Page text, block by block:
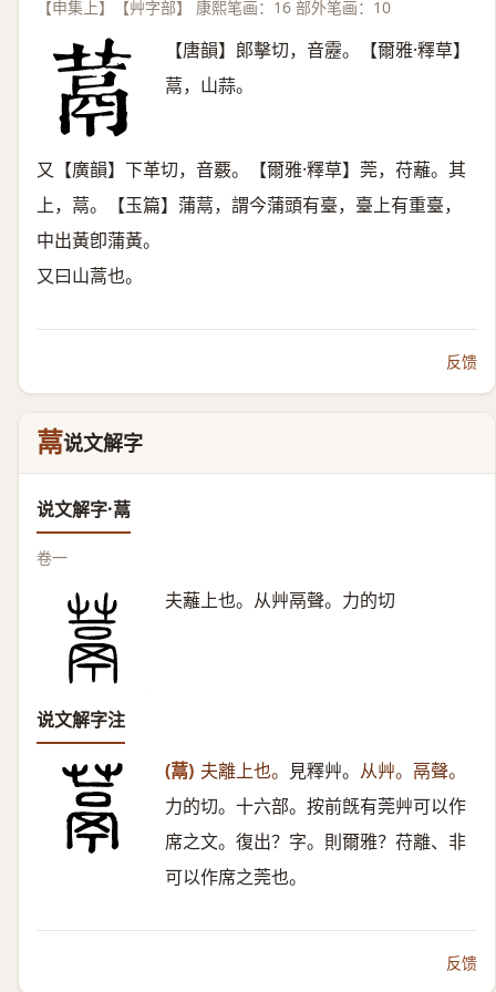
【申集上】【艸字部】 康熙笔画：16 部外笔画：10
【唐韻】郞擊切，音靂。【爾雅·釋草】
蒚，山蒜。
又【廣韻】下革切，音覈。【爾雅·釋草】莞，苻蘺。其
上，蒚。【玉篇】蒲蒚，謂今蒲頭有臺，臺上有重臺，
中出黃卽蒲黃。
又曰山蒿也。
反馈
蒚说文解字
说文解字·蒚
卷一
夫蘺上也。从艸鬲聲。力的切
说文解字注
(蒚) 夫離上也。 見釋艸。 从艸。鬲聲。
力的切。十六部。按前旣有莞艸可以作
席之文。復出？字。則爾雅？苻離、非
可以作席之莞也。
反馈